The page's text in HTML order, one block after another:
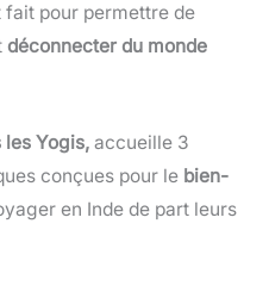
pour permettre de
déconnecter du monde
Yogis, accueille 3
conçues pour le bien-
en Inde de part leurs